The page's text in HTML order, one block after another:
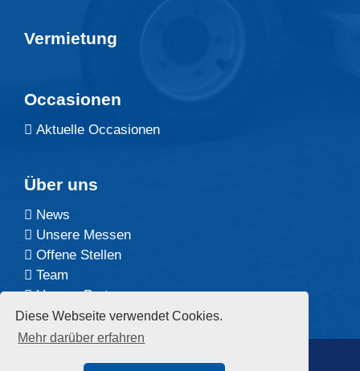
Diese Webseite verwendet Cookies.
Mehr darüber erfahren
Vermietung
Occasionen
Aktuelle Occasionen
Über uns
News
Unsere Messen
Offene Stellen
Team
Unsere Partner